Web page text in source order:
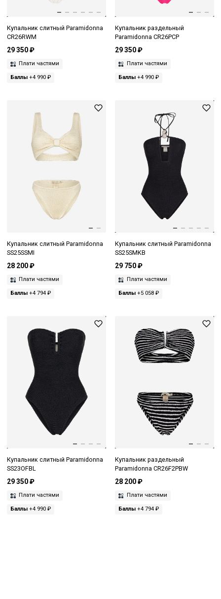
Купальник слитный Paramidonna
CR26RWM
29 350 ₽
Плати частями
Баллы +4 990 ₽
Купальник раздельный
Paramidonna CR26PCP
29 350 ₽
Плати частями
Баллы+4 990 ₽
Купальник слитный Paramidonna
SS25SSMI
28 200 ₽
Плати частями
Баллы +4 794 ₽
Купальник слитный Paramidonna
SS25SMKB
29 750 ₽
Плати частями
Баллы+5 058 ₽
Купальник слитный Paramidonna
SS23OFBL
29 350 ₽
Плати частями
Баллы +4 990 ₽
Купальник раздельный
Paramidonna CR26F2PBW
28 200 ₽
Плати частями
Баллы+4 794 ₽